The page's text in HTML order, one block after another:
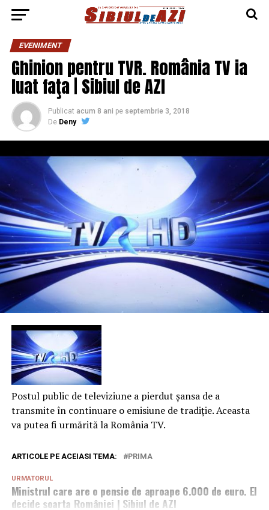
EVENIMENT
Ghinion pentru TVR. România TV ia
luat faţa | Sibiul de AZI
Publicat acum 8 ani pe septembrie 3, 2018
De Deny
Postul public de televiziune a pierdut şansa de a
transmite în continuare o emisiune de tradiţie. Aceasta
va putea fi urmărită la România TV.
ARTICOLE PE ACEIASI TEMA: PRIMA
URMATORUL
Ministrul care are o pensie de aproape 6.000 de euro. El
decide soarta României | Sibiul de AZI